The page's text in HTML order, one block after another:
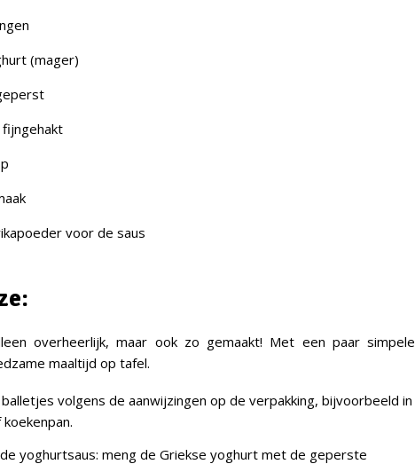
(mager)
voor de saus
overheerlijk, maar ook zo gemaakt! Met een paar simpele
maaltijd op tafel.
volgens de aanwijzingen op de verpakking, bijvoorbeeld in
yoghurtsaus: meng de Griekse yoghurt met de geperste